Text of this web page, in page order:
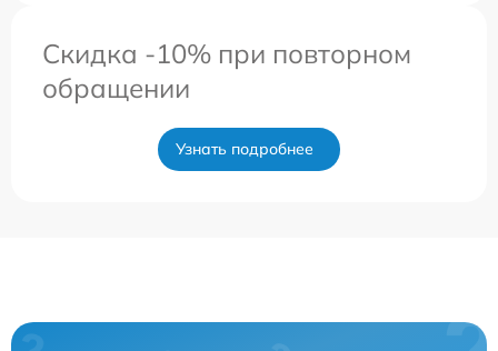
Скидка -10% при повторном
обращении
Узнать подробнее